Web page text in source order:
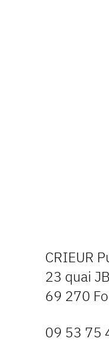
CRIEUR
23 quai
69 270
09 53 75